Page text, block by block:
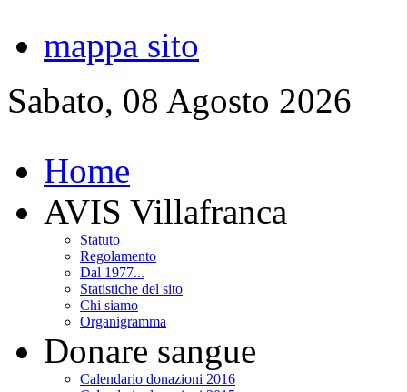
mappa sito
Sabato, 08 Agosto 2026
Home
AVIS Villafranca
Statuto
Regolamento
Dal 1977...
Statistiche del sito
Chi siamo
Organigramma
Donare sangue
Calendario donazioni 2016